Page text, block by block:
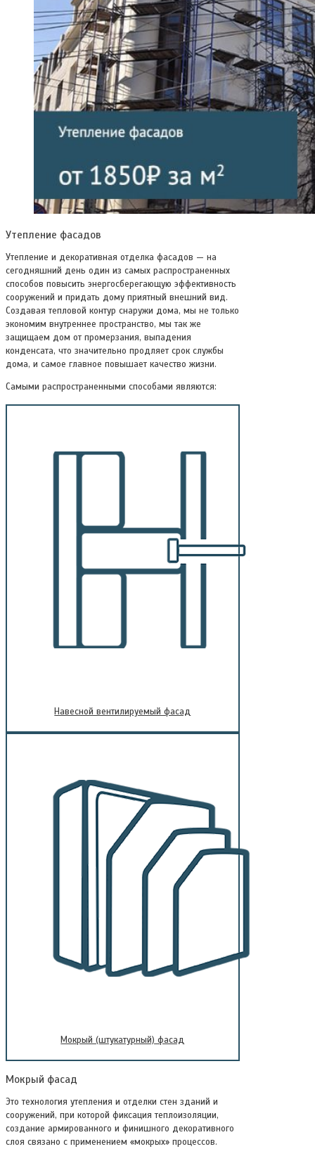
Утепление фасадов
Утепление и декоративная отделка фасадов — на
сегодняшний день один из самых распространенных
способов повысить энергосберегающую эффективность
сооружений и придать дому приятный внешний вид.
Создавая тепловой контур снаружи дома, мы не только
экономим внутреннее пространство, мы так же
защищаем дом от промерзания, выпадения
конденсата, что значительно продляет срок службы
дома, и самое главное повышает качество жизни.
Самыми распространенными способами являются:
Навесной вентилируемый фасад
Мокрый (штукатурный) фасад
Мокрый фасад
Это технология утепления и отделки стен зданий и
сооружений, при которой фиксация теплоизоляции,
создание армированного и финишного декоративного
слоя связано с применением «мокрых» процессов.